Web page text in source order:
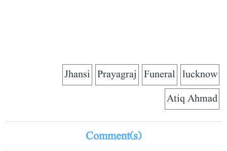
lucknow
Funeral
Prayagraj
Jhansi
Atiq Ahmad
Comment(s)